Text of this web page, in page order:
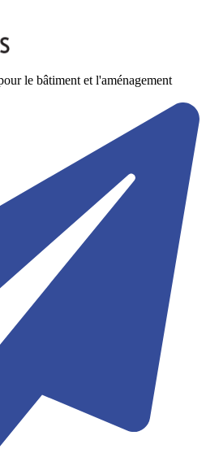
le bâtiment et l'aménagement